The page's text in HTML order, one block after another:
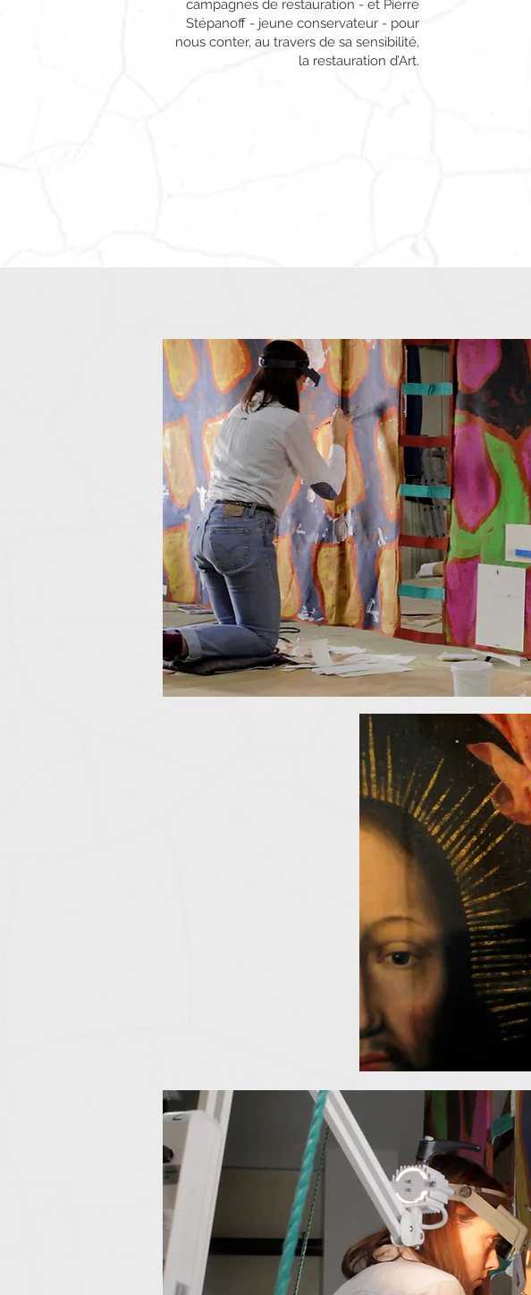
campagnes de restauration - et Pierre
Stépanoff - jeune conservateur - pour
nous conter, au travers de sa sensibilité,
la restauration d’Art.